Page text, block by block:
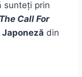
sunteți prin
Call For
Japoneză din